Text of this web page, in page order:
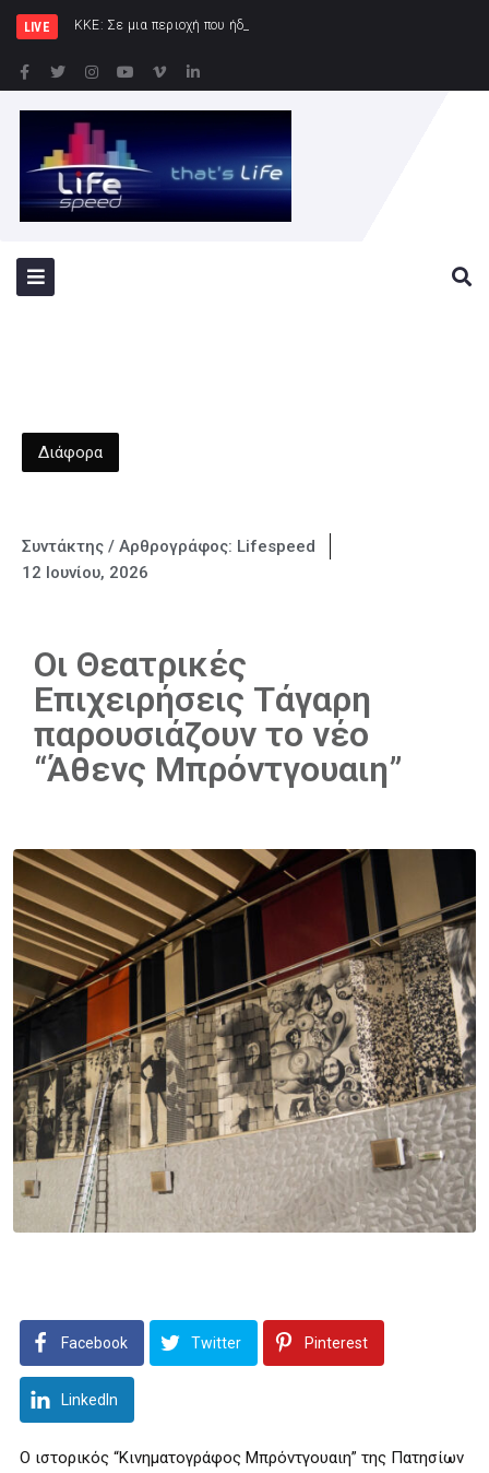
LIVE ΚΚΕ: Σε μια περιοχή που ήδη φλέγεται το «αμυντικό» σ
Διάφορα
Συντάκτης / Αρθρογράφος: Lifespeed
12 Ιουνίου, 2026
Οι Θεατρικές
Επιχειρήσεις Τάγαρη
παρουσιάζουν το νέο
“Άθενς Μπρόντγουαιη”
Facebook Twitter Pinterest
LinkedIn
Ο ιστορικός “Κινηματογράφος Μπρόντγουαιη” της Πατησίων